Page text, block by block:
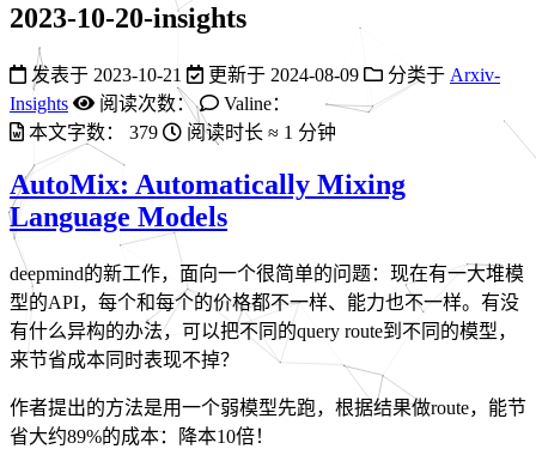
2023-10-20-insights
发表于 2023-10-21 更新于 2024-08-09 分类于 Arxiv-
Insights
阅读次数：
Valine：
本文字数：
379 阅读时长 ≈ 1 分钟
AutoMix: Automatically Mixing
Language Models
deepmind的新工作，面向一个很简单的问题：现在有一大堆模
型的API，每个和每个的价格都不一样、能力也不一样。有没
有什么异构的办法，可以把不同的query route到不同的模型，
来节省成本同时表现不掉？
作者提出的方法是用一个弱模型先跑，根据结果做route，能节
省大约89%的成本：降本10倍！